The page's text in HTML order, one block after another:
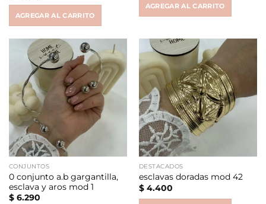
AGREGAR AL CARRITO
AGREGAR AL CARRITO
CONJUNTOS
0 conjunto a.b gargantilla,
esclava y aros mod 1
$6.290
DESTACADOS
esclavas doradas mod 42
$4.400